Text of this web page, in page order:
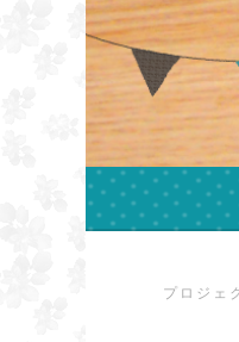
コ
ン
テ
ン
へ
キ
ッ
プ
ハ
手作りの
プロジェ